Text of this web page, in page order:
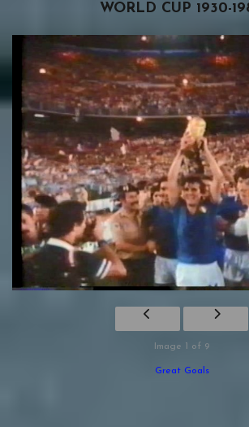
WORLD CUP 1930-
Image 1 of 9
Great Goals